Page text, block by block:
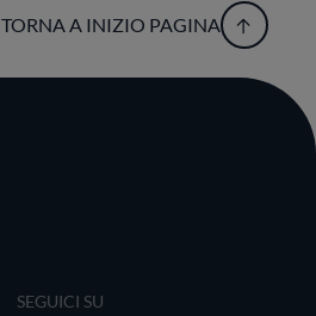
TORNA A INIZIO PAGINA
SEGUICI SU